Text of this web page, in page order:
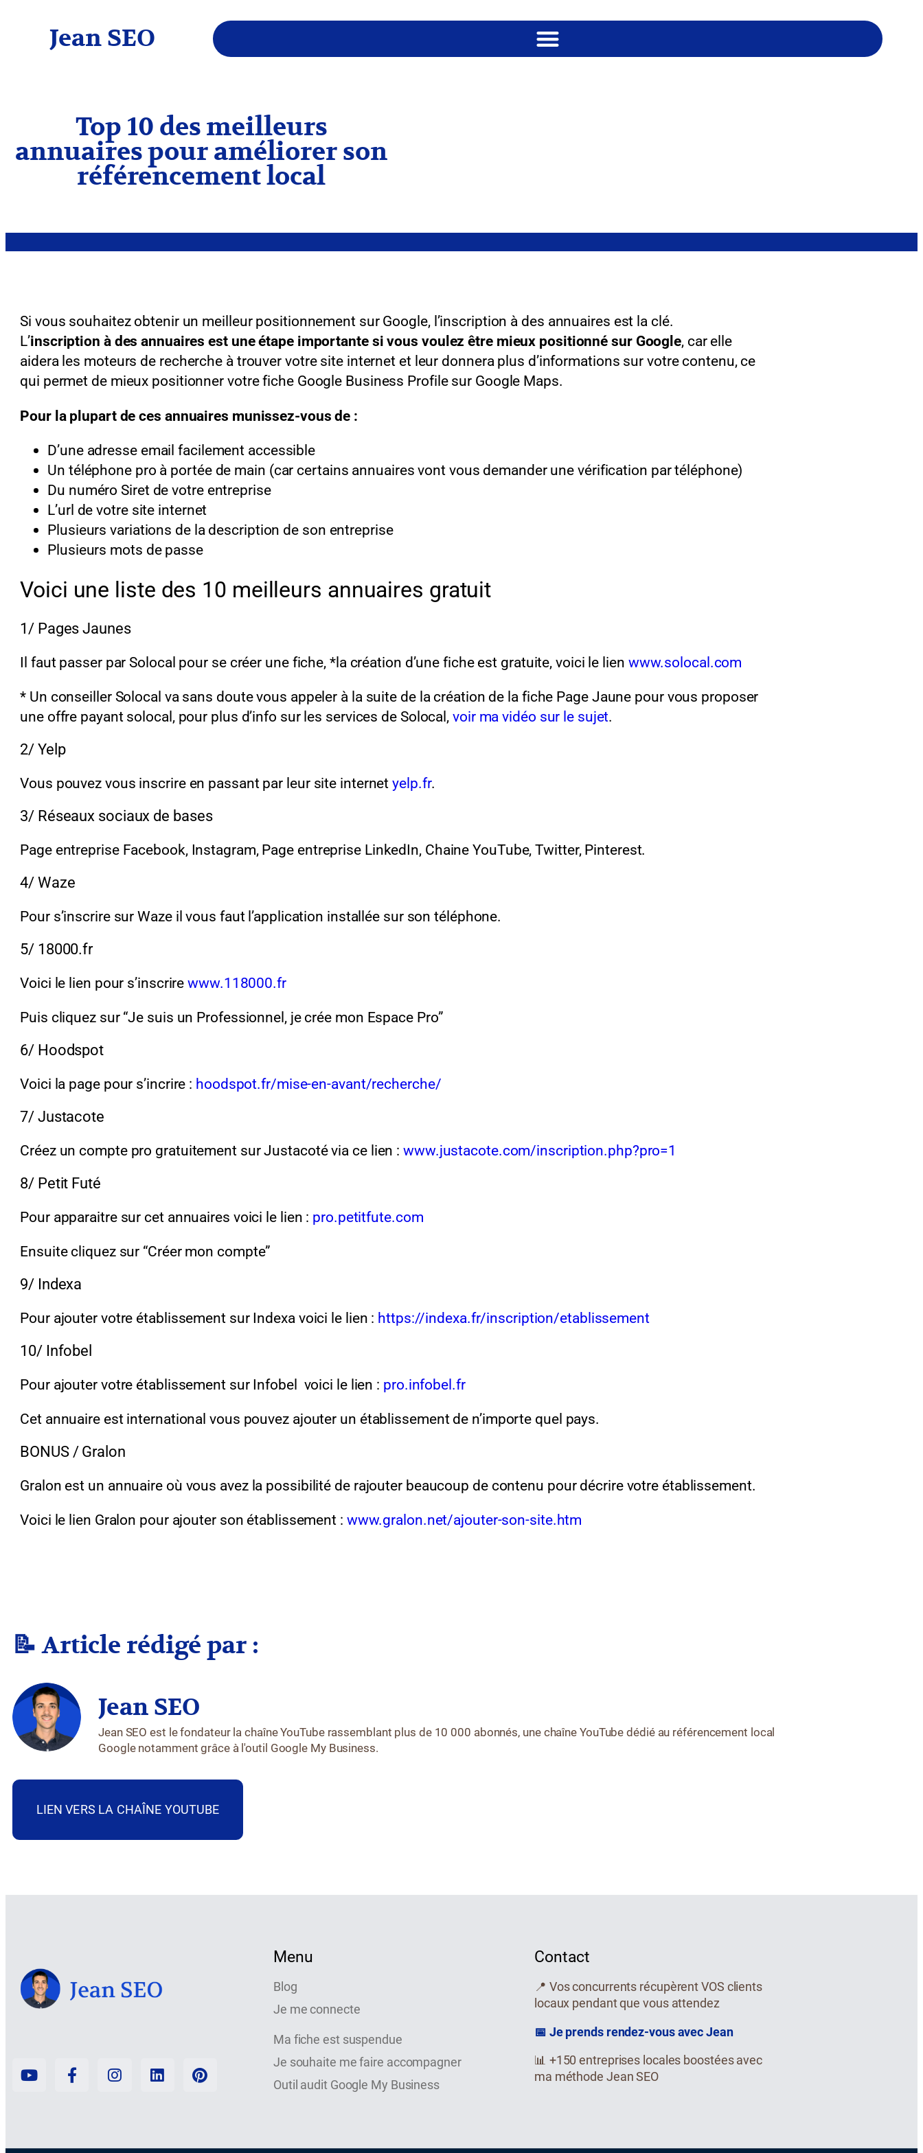
Jean SEO
Top 10 des meilleurs
annuaires pour améliorer son
référencement local
Si vous souhaitez obtenir un meilleur positionnement sur Google, l’inscription à des annuaires est la clé.
L’inscription à des annuaires est une étape importante si vous voulez être mieux positionné sur Google, car elle
aidera les moteurs de recherche à trouver votre site internet et leur donnera plus d’informations sur votre contenu, ce
qui permet de mieux positionner votre fiche Google Business Profile sur Google Maps.
Pour la plupart de ces annuaires munissez-vous de :
D’une adresse email facilement accessible
Un téléphone pro à portée de main (car certains annuaires vont vous demander une vérification par téléphone)
Du numéro Siret de votre entreprise
L’url de votre site internet
Plusieurs variations de la description de son entreprise
Plusieurs mots de passe
Voici une liste des 10 meilleurs annuaires gratuit
1/ Pages Jaunes
Il faut passer par Solocal pour se créer une fiche, *la création d’une fiche est gratuite, voici le lien www.solocal.com
* Un conseiller Solocal va sans doute vous appeler à la suite de la création de la fiche Page Jaune pour vous proposer
une offre payant solocal, pour plus d’info sur les services de Solocal, voir ma vidéo sur le sujet.
2/ Yelp
Vous pouvez vous inscrire en passant par leur site internetyelp.fr.
3/ Réseaux sociaux de bases
Page entreprise Facebook, Instagram, Page entreprise LinkedIn, Chaine YouTube, Twitter, Pinterest.
4/ Waze
Pour s’inscrire sur Waze il vous faut l’application installée sur son téléphone.
5/ 18000.fr
Voici le lien pour s’inscrirewww.118000.fr
Puis cliquez sur “Je suis un Professionnel, je crée mon Espace Pro”
6/ Hoodspot
Voici la page pour s’incrire : hoodspot.fr/mise-en-avant/recherche/
7/ Justacote
Créez un compte pro gratuitement sur Justacoté via ce lien :www.justacote.com/inscription.php?pro=1
8/ Petit Futé
Pour apparaitre sur cet annuaires voici le lien : pro.petitfute.com
Ensuite cliquez sur “Créer mon compte”
9/ Indexa
Pour ajouter votre établissement sur Indexa voici le lien : https://indexa.fr/inscription/etablissement
10/ Infobel
Pour ajouter votre établissement sur Infobel voici le lien : pro.infobel.fr
Cet annuaire est international vous pouvez ajouter un établissement de n’importe quel pays.
BONUS / Gralon
Gralon est un annuaire où vous avez la possibilité de rajouter beaucoup de contenu pour décrire votre établissement.
Voici le lien Gralon pour ajouter son établissement : www.gralon.net/ajouter-son-site.htm
📝 Article rédigé par :
Jean SEO
Jean SEO est le fondateur la chaîne YouTube rassemblant plus de 10 000 abonnés, une chaîne YouTube dédié au référencement local
Google notamment grâce à l'outil Google My Business.
LIEN VERS LA CHAÎNE YOUTUBE
Menu
Blog
Je me connecte
Ma fiche est suspendue
Je souhaite me faire accompagner
Outil audit Google My Business
Contact
📍 Vos concurrents récupèrent VOS clients
locaux pendant que vous attendez
📅 Je prends rendez-vous avec Jean
📊 +150 entreprises locales boostées avec
ma méthode Jean SEO